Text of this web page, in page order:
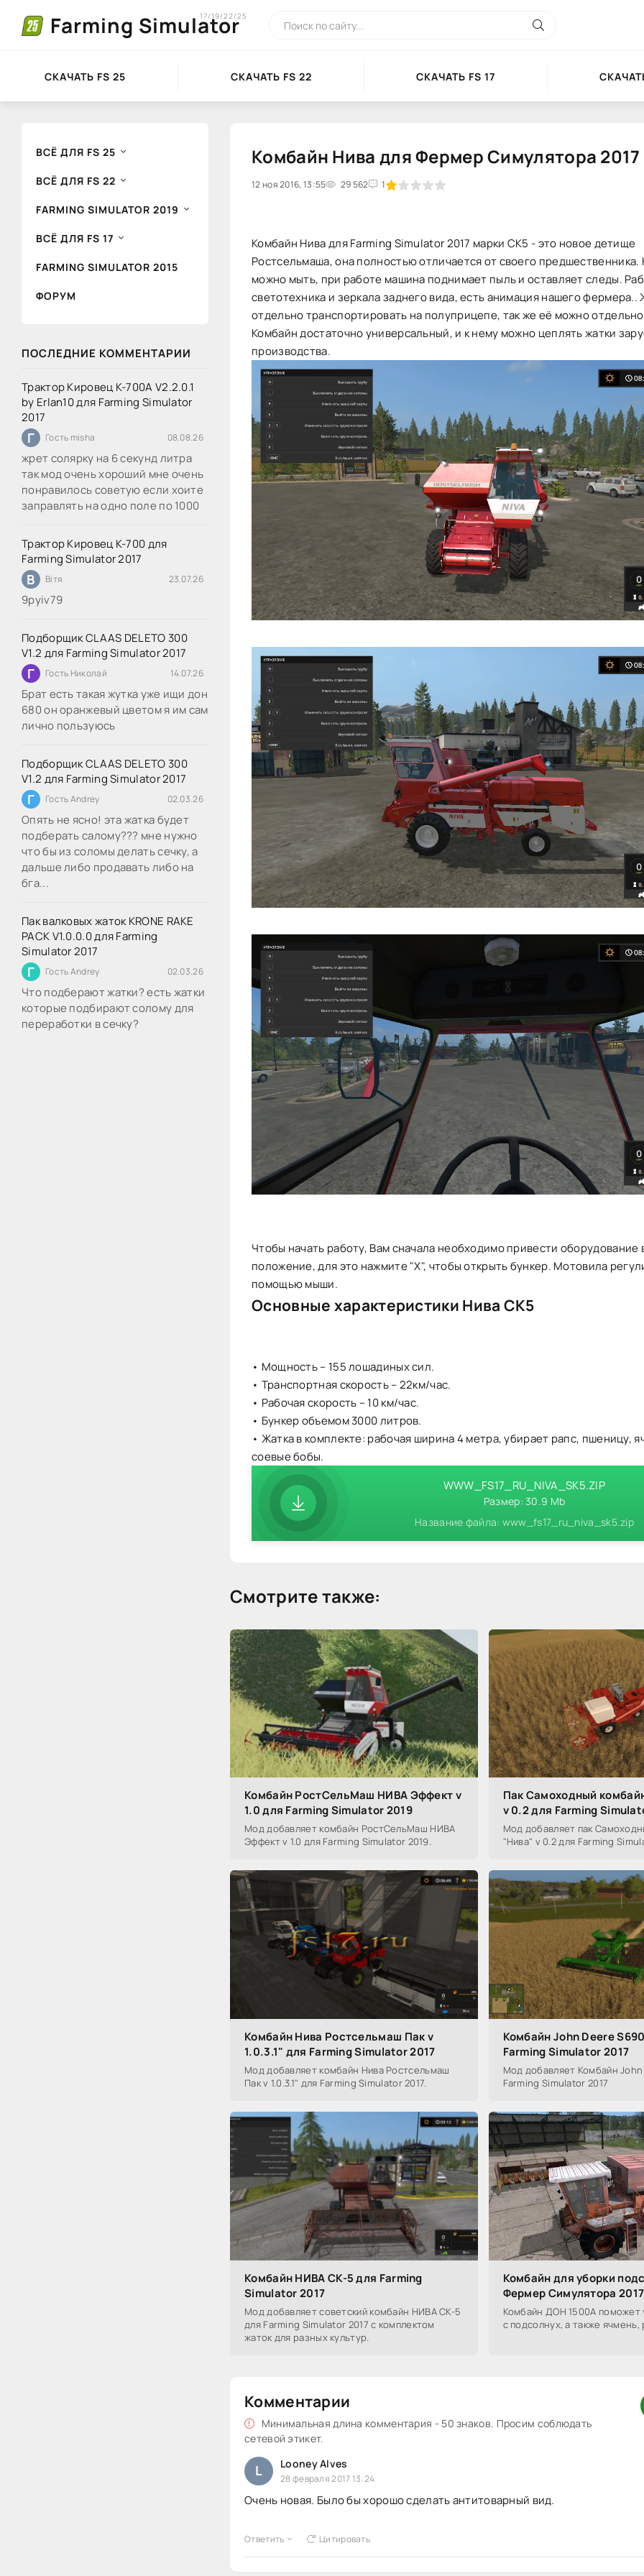
Farming Simulator
17/19/22/25
СКАЧАТЬ FS 25 СКАЧАТЬ FS 22 СКАЧАТЬ FS 17
ВСЁ ДЛЯ FS 25
ВСЁ ДЛЯ FS 22
FARMING SIMULATOR 2019
ВСЁ ДЛЯ FS 17
FARMING SIMULATOR 2015
ФОРУМ
ПОСЛЕДНИЕ КОММЕНТАРИИ
Трактор Кировец К-700А V2.2.0.1
by Erlan10 для Farming Simulator
2017
Г Гость misha 08.08.26
жрет солярку на 6 секунд литра
так мод очень хороший мне очень
понравилось советую если хоите
заправлять на одно поле по 1000
Трактор Кировец К-700 для
Farming Simulator 2017
В Вітя 23.07.26
9руіv79
Подборщик CLAAS DELETO 300
V1.2 для Farming Simulator 2017
Г Гость Николай 14.07.26
Брат есть такая жутка уже ищи дон
680 он оранжевый цветом я им сам
лично пользуюсь
Подборщик CLAAS DELETO 300
V1.2 для Farming Simulator 2017
Г Гость Andrey 02.03.26
Опять не ясно! эта жатка будет
подберать салому??? мне нужно
что бы из соломы делать сечку, а
дальше либо продавать либо на
бга...
Пак валковых жаток KRONE RAKE
PACK V1.0.0.0 для Farming
Simulator 2017
Г Гость Andrey 02.03.26
Что подберают жатки? есть жатки
которые подбирают солому для
переработки в сечку?
Комбайн Нива для Фермер Симулятора 2017
12 ноя 2016, 13:55 29 562 1
20 1 2 3 4 5
Комбайн Нива для Farming Simulator 2017 марки СК5 - это новое детище
Ростсельмаша, она полностью отличается от своего предшественника.
можно мыть, при работе машина поднимает пыль и оставляет следы.
светотехника и зеркала заднего вида, есть анимация нашего фермера..
отдельно транспортировать на полуприцепе, так же её можно
Комбайн достаточно универсальный, и к нему можно цеплять жатки
производства.
Чтобы начать работу, Вам сначала необходимо привести оборудование
положение, для это нажмите "X", чтобы открыть бункер. Мотовила
помощью мыши.
Основные характеристики Нива СК5
• Мощность – 155 лошадиных сил.
• Транспортная скорость – 22км/час.
• Рабочая скорость – 10 км/час.
• Бункер объемом 3000 литров.
• Жатка в комплекте: рабочая ширина 4 метра, убирает рапс, пшеницу,
соевые бобы.
WWW_FS17_RU_NIVA_SK5.ZIP
Размер: 30.9 Mb
Название файла: www_fs17_ru_niva_sk5.zip
Смотрите также:
Комбайн РостСельМаш НИВА Эффект v
1.0 для Farming Simulator 2019
Мод добавляет комбайн РостСельМаш НИВА
Эффект v 1.0 для Farming Simulator 2019.
Пак Самоходный
v 0.2 для Farming
Мод добавляет пак
"Нива" v 0.2 для Farming
Комбайн Нива Ростсельмаш Пак v
1.0.3.1" для Farming Simulator 2017
Мод добавляет комбайн Нива Ростсельмаш
Пак v 1.0.3.1" для Farming Simulator 2017.
Комбайн John Deere
Farming Simulator 2017
Мод добавляет Комбайн
Farming Simulator 2017
Комбайн НИВА СК-5 для Farming
Simulator 2017
Мод добавляет советский комбайн НИВА СК-5
для Farming Simulator 2017 с комплектом
жаток для разных культур.
Комбайн для уборки
Фермер Симулятора 2017
Комбайн ДОН 1500А поможет
с подсолнух, а также ячмень,
Комментарии
Минимальная длина комментария - 50 знаков. Просим соблюдать
сетевой этикет.
L Looney Alves
28 февраля 2017 13:24
Очень новая. Было бы хорошо сделать антитоварный вид.
Ответить Цитировать